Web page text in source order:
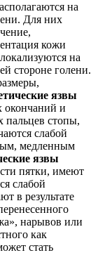
на
Для них
кожи
на
стороне голени.
язвы
окончаний и
пальцев стопы,
слабой
медленным
язвы
пятки, имеют
слабой
в результате
нарывов или
как
стать